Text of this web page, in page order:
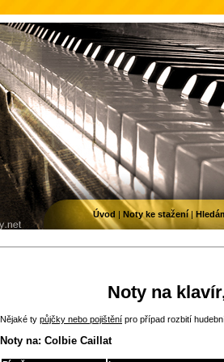
Noty na
Nějaké ty půjčky nebo pojištění pro případ rozbití
Noty na: Colbie Caillat
Úvod | Noty ke stažení|